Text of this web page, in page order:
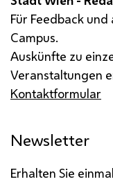
Für Feedback
Campus.
Auskünfte zu
Veranstaltungen
Kontaktformular
Newsletter
Erhalten Sie